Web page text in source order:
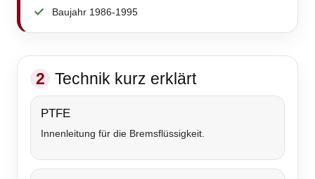
Baujahr 1986-1995
2 Technik kurz erklärt
PTFE
Innenleitung für die Bremsflüssigkeit.